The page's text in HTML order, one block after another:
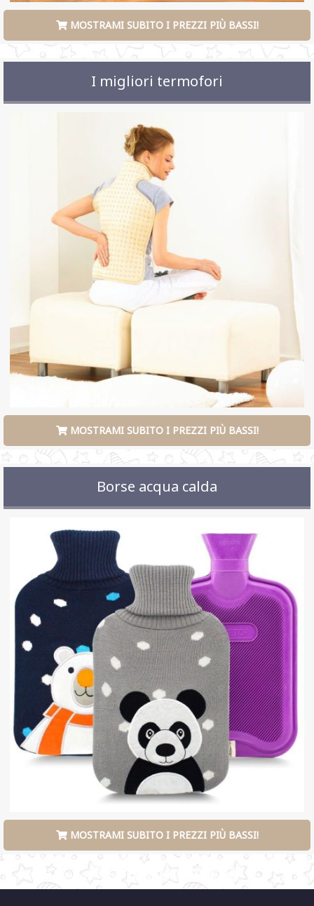
MOSTRAMI SUBITO I PREZZI PIÙ BASSI!
I migliori termofori
MOSTRAMI SUBITO I PREZZI PIÙ BASSI!
Borse acqua calda
MOSTRAMI SUBITO I PREZZI PIÙ BASSI!